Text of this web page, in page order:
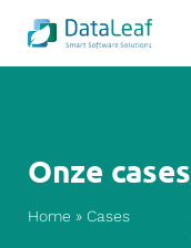
Onze cases
Home »Cases